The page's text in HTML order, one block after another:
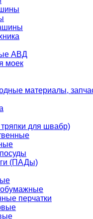
АВД
моек
материалы,
для швабр)
(ПАДы)
перчатки